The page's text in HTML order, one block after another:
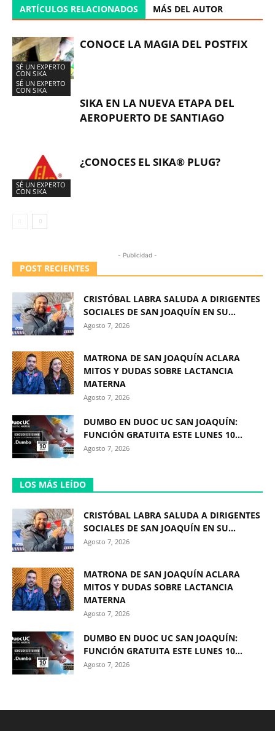
ARTÍCULOS RELACIONADOS MÁS DEL AUTOR
SÉ UN EXPERTO
CON SIKA
CONOCE LA MAGIA DEL POSTFIX
SÉ UN EXPERTO
CON SIKA
SIKA EN LA NUEVA ETAPA DEL
AEROPUERTO DE SANTIAGO
SÉ UN EXPERTO
CON SIKA
¿CONOCES EL SIKA® PLUG?
- Publicidad -
POST RECIENTES
CRISTÓBAL LABRA SALUDA A DIRIGENTES
SOCIALES DE SAN JOAQUÍN EN SU...
Agosto 7, 2026
MATRONA DE SAN JOAQUÍN ACLARA
MITOS Y DUDAS SOBRE LACTANCIA
MATERNA
Agosto 7, 2026
DUMBO EN DUOC UC SAN JOAQUÍN:
FUNCIÓN GRATUITA ESTE LUNES 10...
Agosto 7, 2026
LOS MÁS LEÍDO
CRISTÓBAL LABRA SALUDA A DIRIGENTES
SOCIALES DE SAN JOAQUÍN EN SU...
Agosto 7, 2026
MATRONA DE SAN JOAQUÍN ACLARA
MITOS Y DUDAS SOBRE LACTANCIA
MATERNA
Agosto 7, 2026
DUMBO EN DUOC UC SAN JOAQUÍN:
FUNCIÓN GRATUITA ESTE LUNES 10...
Agosto 7, 2026